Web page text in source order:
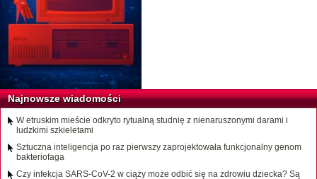
Najnowsze wiadomości
W etruskim mieście odkryto rytualną studnię z nienaruszonymi darami i
ludzkimi szkieletami
Sztuczna inteligencja po raz pierwszy zaprojektowała funkcjonalny genom
bakteriofaga
Czy infekcja SARS-CoV-2 w ciąży może odbić się na zdrowiu dziecka? Są